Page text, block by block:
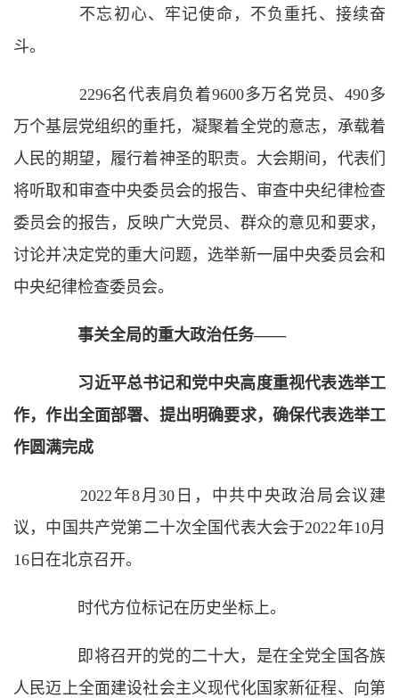
不忘初心、牢记使命，不负重托、接续奋
斗。
2296名代表肩负着9600多万名党员、490多
万个基层党组织的重托，凝聚着全党的意志，承载着
人民的期望，履行着神圣的职责。大会期间，代表们
将听取和审查中央委员会的报告、审查中央纪律检查
委员会的报告，反映广大党员、群众的意见和要求，
讨论并决定党的重大问题，选举新一届中央委员会和
中央纪律检查委员会。
事关全局的重大政治任务——
习近平总书记和党中央高度重视代表选举工
作，作出全面部署、提出明确要求，确保代表选举工
作圆满完成
2022年8月30日，中共中央政治局会议建
议，中国共产党第二十次全国代表大会于2022年10月
16日在北京召开。
时代方位标记在历史坐标上。
即将召开的党的二十大，是在全党全国各族
人民迈上全面建设社会主义现代化国家新征程、向第